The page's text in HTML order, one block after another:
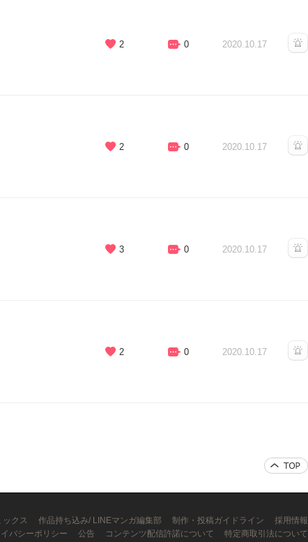
2 0 2020.10.17
2 0 2020.10.17
3 0 2020.10.17
2 0 2020.10.17
ックス 作品持ち込み/ LINEマンガ編集部 制作・投稿ガイドライン
採用情報
バシーポリシー 公告 コンテンツ配信許諾について 特定商取引法について